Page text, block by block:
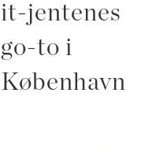
it-jentenes
go-to i
København